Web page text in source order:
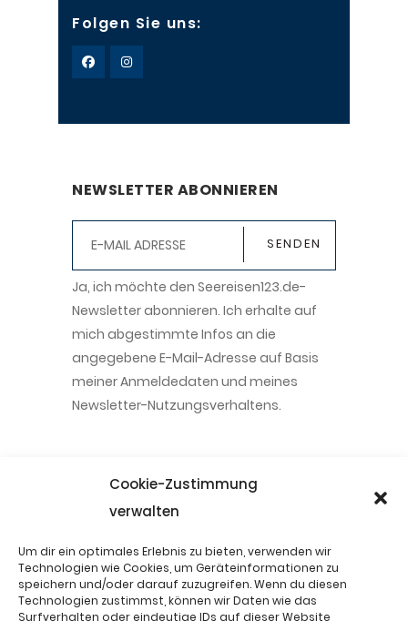
Cookie-Zustimmung
verwalten
Um dir ein optimales Erlebnis zu bieten, verwenden wir
Technologien wie Cookies, um Geräteinformationen zu
speichern und/oder darauf zuzugreifen. Wenn du diesen
Technologien zustimmst, können wir Daten wie das
Surfverhalten oder eindeutige IDs auf dieser Website
Folgen Sie uns:
NEWSLETTER ABONNIEREN
Ja, ich möchte den Seereisen123.de-
Newsletter abonnieren. Ich erhalte auf
mich abgestimmte Infos an die
angegebene E-Mail-Adresse auf Basis
meiner Anmeldedaten und meines
Newsletter-Nutzungsverhaltens.
+49-201-235757
info@seereisen123.de
Frohnhauser Strasse 232 45144
Essen